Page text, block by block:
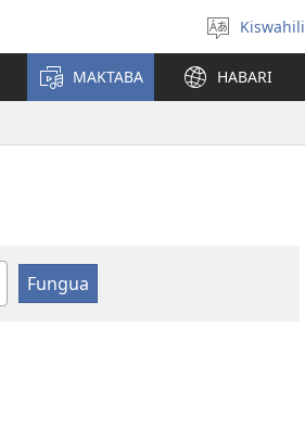
Chagua
lugha
Kiswahili
MAKTABA HABARI